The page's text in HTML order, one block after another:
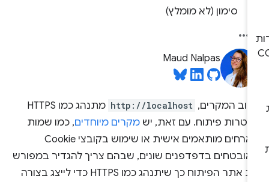
סימון (לא מומלץ)
Maud Nalpas
המקרים, http://localhost
מתנהג כמו HTTPS
פיתוח. עם זאת, יש מקרים מיוחדים, כמו שמות
מארחים מותאמים אישית או שימוש בקובצי Cookie
בדפדפנים שונים, שבהם צריך להגדיר במפורש
את אתר הפיתוח כך שיתנהג כמו HTTPS כדי לייצג בצורה